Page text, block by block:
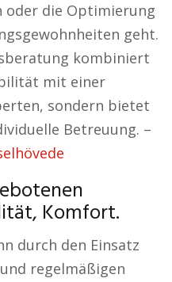
oder die Optimierung
geht.
kombiniert
mit einer
sondern bietet
Betreuung. –
Komfort.
durch den Einsatz
regelmäßigen